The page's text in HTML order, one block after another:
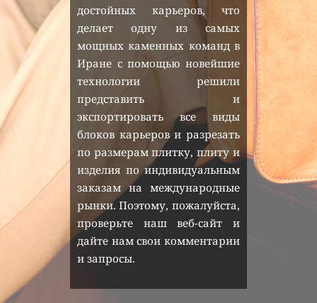
достойных карьеров, что
делает одну из самых
мощных каменных команд в
Иране с помощью новейшие
технологии решили
представить и
экспортировать все виды
блоков карьеров и разрезать
по размерам плитку, плиту и
изделия по индивидуальным
заказам на международные
рынки. Поэтому, пожалуйста,
проверьте наш веб-сайт и
дайте нам свои комментарии
и запросы.